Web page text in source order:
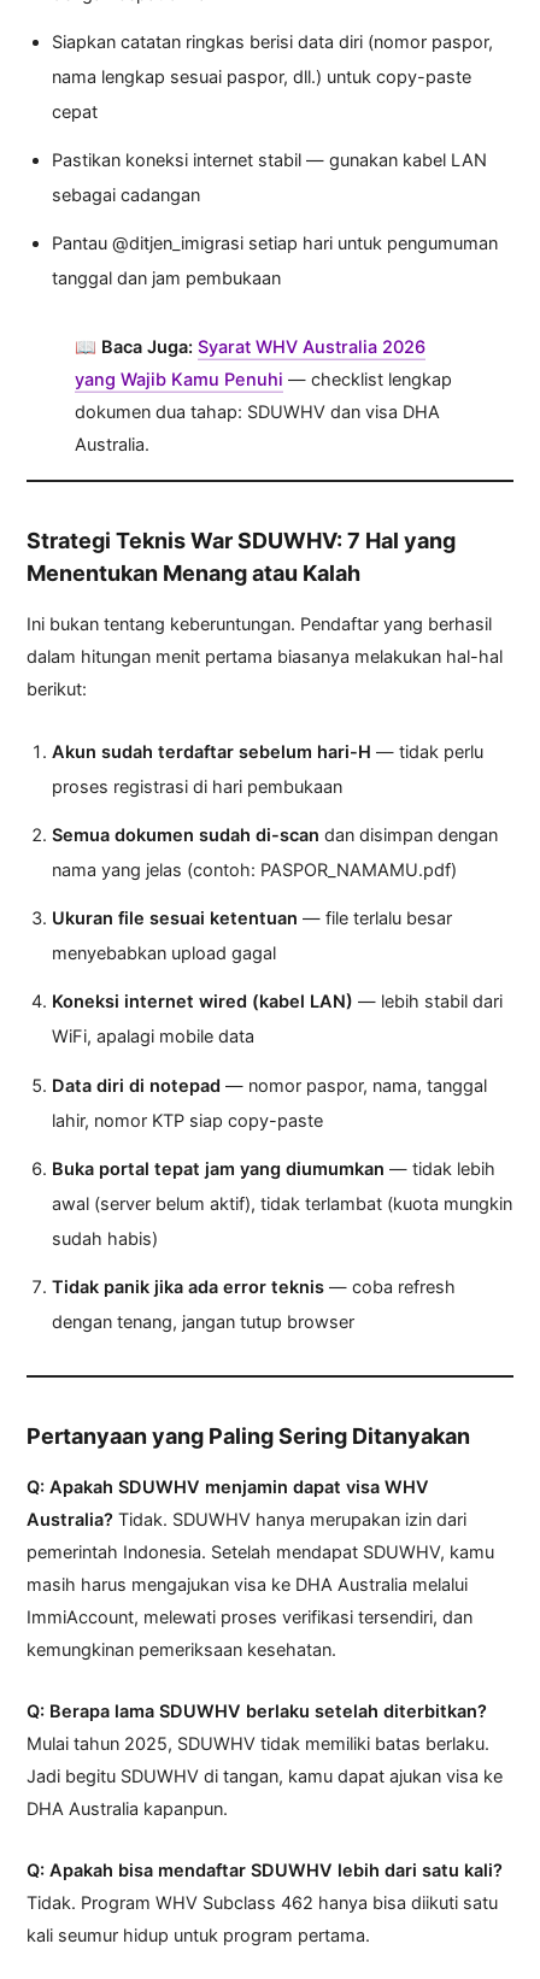
Siapkan catatan ringkas berisi data diri (nomor paspor,
nama lengkap sesuai paspor, dll.) untuk copy-paste
cepat
Pastikan koneksi internet stabil — gunakan kabel LAN
sebagai cadangan
Pantau @ditjen_imigrasi setiap hari untuk pengumuman
tanggal dan jam pembukaan
📖 Baca Juga: Syarat WHV Australia 2026
yang Wajib Kamu Penuhi — checklist lengkap
dokumen dua tahap: SDUWHV dan visa DHA
Australia.
Strategi Teknis War SDUWHV: 7 Hal yang
Menentukan Menang atau Kalah
Ini bukan tentang keberuntungan. Pendaftar yang berhasil
dalam hitungan menit pertama biasanya melakukan hal-hal
berikut:
Akun sudah terdaftar sebelum hari-H — tidak perlu
proses registrasi di hari pembukaan
Semua dokumen sudah di-scan dan disimpan dengan
nama yang jelas (contoh: PASPOR_NAMAMU.pdf)
Ukuran file sesuai ketentuan — file terlalu besar
menyebabkan upload gagal
Koneksi internet wired (kabel LAN) — lebih stabil dari
WiFi, apalagi mobile data
Data diri di notepad — nomor paspor, nama, tanggal
lahir, nomor KTP siap copy-paste
Buka portal tepat jam yang diumumkan — tidak lebih
awal (server belum aktif), tidak terlambat (kuota mungkin
sudah habis)
Tidak panik jika ada error teknis — coba refresh
dengan tenang, jangan tutup browser
Pertanyaan yang Paling Sering Ditanyakan
Q: Apakah SDUWHV menjamin dapat visa WHV
Australia? Tidak. SDUWHV hanya merupakan izin dari
pemerintah Indonesia. Setelah mendapat SDUWHV, kamu
masih harus mengajukan visa ke DHA Australia melalui
ImmiAccount, melewati proses verifikasi tersendiri, dan
kemungkinan pemeriksaan kesehatan.
Q: Berapa lama SDUWHV berlaku setelah diterbitkan?
Mulai tahun 2025, SDUWHV tidak memiliki batas berlaku.
Jadi begitu SDUWHV di tangan, kamu dapat ajukan visa ke
DHA Australia kapanpun.
Q: Apakah bisa mendaftar SDUWHV lebih dari satu kali?
Tidak. Program WHV Subclass 462 hanya bisa diikuti satu
kali seumur hidup untuk program pertama.